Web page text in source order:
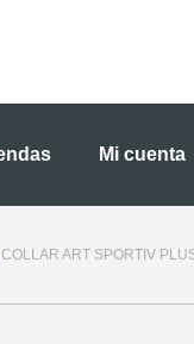
Mi cuenta
ART SPORTIV